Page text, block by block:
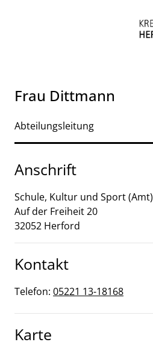
Frau Dittmann
Abteilungsleitung
Anschrift
Schule, Kultur und Sport (Amt)
Auf der Freiheit20
32052 Herford
Kontakt
Telefon: 05221 13-18168
Karte